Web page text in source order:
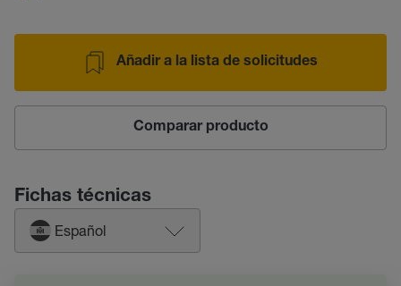
Añadir a la lista de solicitudes
Comparar producto
Fichas técnicas
Español